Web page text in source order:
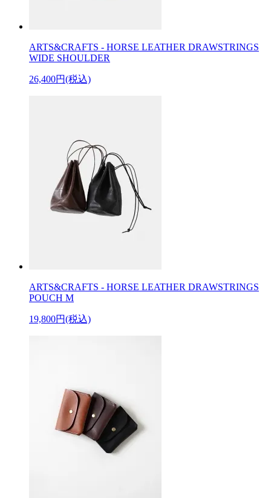
ARTS&CRAFTS - HORSE LEATHER DRAWSTRINGS
WIDE SHOULDER
26,400円(税込)
ARTS&CRAFTS - HORSE LEATHER DRAWSTRINGS
POUCH M
19,800円(税込)